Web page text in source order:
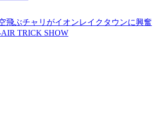
飛ぶチャリがイオンレイクタウンに興奮
TRICK SHOW